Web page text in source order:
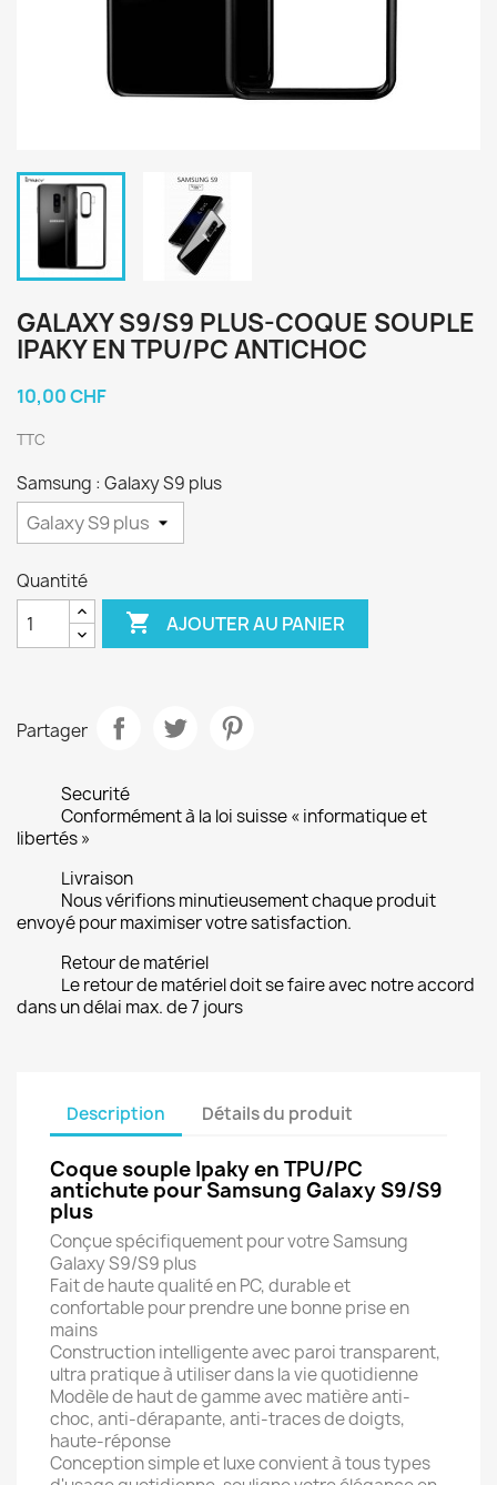
GALAXY S9/S9 PLUS-COQUE SOUPLE
IPAKY EN TPU/PC ANTICHOC
10,00 CHF
TTC
Samsung : Galaxy S9 plus
Quantité
 AJOUTER AU PANIER
Partager
Securité
Conformément à la loi suisse « informatique et
libertés »
Livraison
Nous vérifions minutieusement chaque produit
envoyé pour maximiser votre satisfaction.
Retour de matériel
Le retour de matériel doit se faire avec notre accord
dans un délai max. de 7 jours
Description Détails du produit
Coque souple Ipaky en TPU/PC
antichute pour Samsung Galaxy S9/S9
plus
Conçue spécifiquement pour votre Samsung
Galaxy S9/S9 plus
Fait de haute qualité en PC, durable et
confortable pour prendre une bonne prise en
mains
Construction intelligente avec paroi transparent,
ultra pratique à utiliser dans la vie quotidienne
Modèle de haut de gamme avec matière anti-
choc, anti-dérapante, anti-traces de doigts,
haute-réponse
Conception simple et luxe convient à tous types